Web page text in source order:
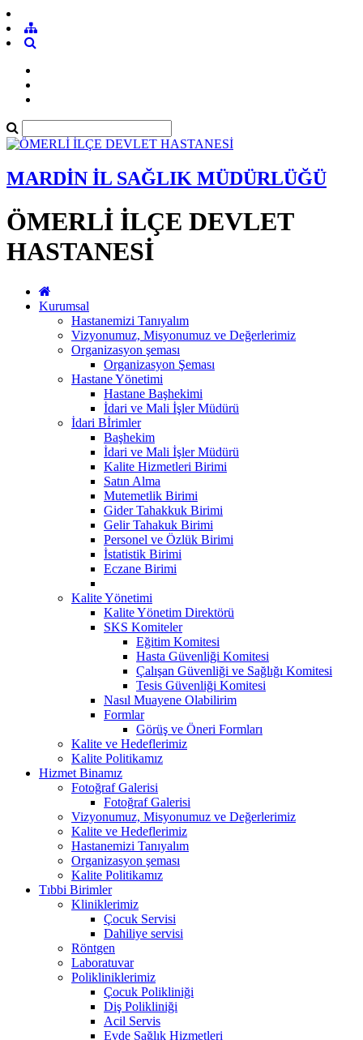
MARDİN İL SAĞLIK MÜDÜRLÜĞÜ
ÖMERLİ İLÇE DEVLET
HASTANESİ
Kurumsal
Hastanemizi Tanıyalım
Vizyonumuz, Misyonumuz ve Değerlerimiz
Organizasyon şeması
Organizasyon Şeması
Hastane Yönetimi
Hastane Başhekimi
İdari ve Mali İşler Müdürü
İdari Bİrimler
Başhekim
İdari ve Mali İşler Müdürü
Kalite Hizmetleri Birimi
Satın Alma
Mutemetlik Birimi
Gider Tahakkuk Birimi
Gelir Tahakuk Birimi
Personel ve Özlük Birimi
İstatistik Birimi
Eczane Birimi
Kalite Yönetimi
Kalite Yönetim Direktörü
SKS Komiteler
Eğitim Komitesi
Hasta Güvenliği Komitesi
Çalışan Güvenliği ve Sağlığı Komitesi
Tesis Güvenliği Komitesi
Nasıl Muayene Olabilirim
Formlar
Görüş ve Öneri Formları
Kalite ve Hedeflerimiz
Kalite Politikamız
Hizmet Binamız
Fotoğraf Galerisi
Fotoğraf Galerisi
Vizyonumuz, Misyonumuz ve Değerlerimiz
Kalite ve Hedeflerimiz
Hastanemizi Tanıyalım
Organizasyon şeması
Kalite Politikamız
Tıbbi Birimler
Kliniklerimiz
Çocuk Servisi
Dahiliye servisi
Röntgen
Laboratuvar
Polikliniklerimiz
Çocuk Polikliniği
Diş Polikliniği
Acil Servis
Evde Sağlık Hizmetleri